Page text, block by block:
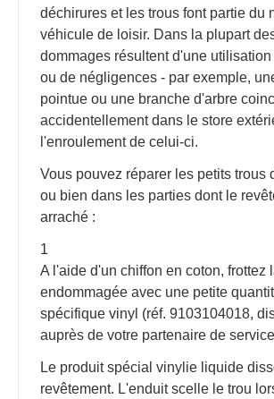
déchirures et les trous font partie du
véhicule de loisir. Dans la plupart
dommages résultent d'une
ou de négligences - par exemple,
pointue ou une branche d'arbre
accidentellement dans le store
l'enroulement de celui-ci.
Vous pouvez réparer les petits trous
ou bien dans les parties dont le
arraché :
1
A l'aide d'un chiffon en coton, frottez
endommagée avec une petite
spécifique vinyl (réf. 9103104018,
auprès de votre partenaire de
Le produit spécial vinylie liquide
revêtement. L'enduit scelle le trou